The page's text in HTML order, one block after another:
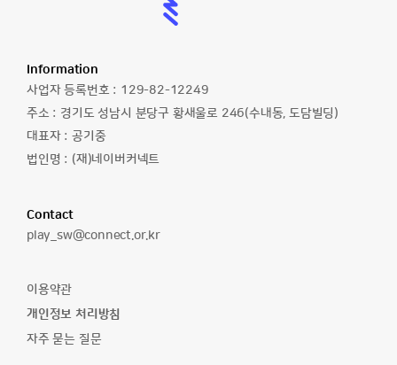
놀
자
Information
사업자 등록번호 : 129-82-12249
주소 : 경기도 성남시 분당구 황새울로 246(수내동, 도담빌딩)
대표자 : 공기중
법인명 : (재)네이버커넥트
Contact
이
일
play_sw@connect.or.kr
이용약관
개인정보 처리방침
자주 묻는 질문